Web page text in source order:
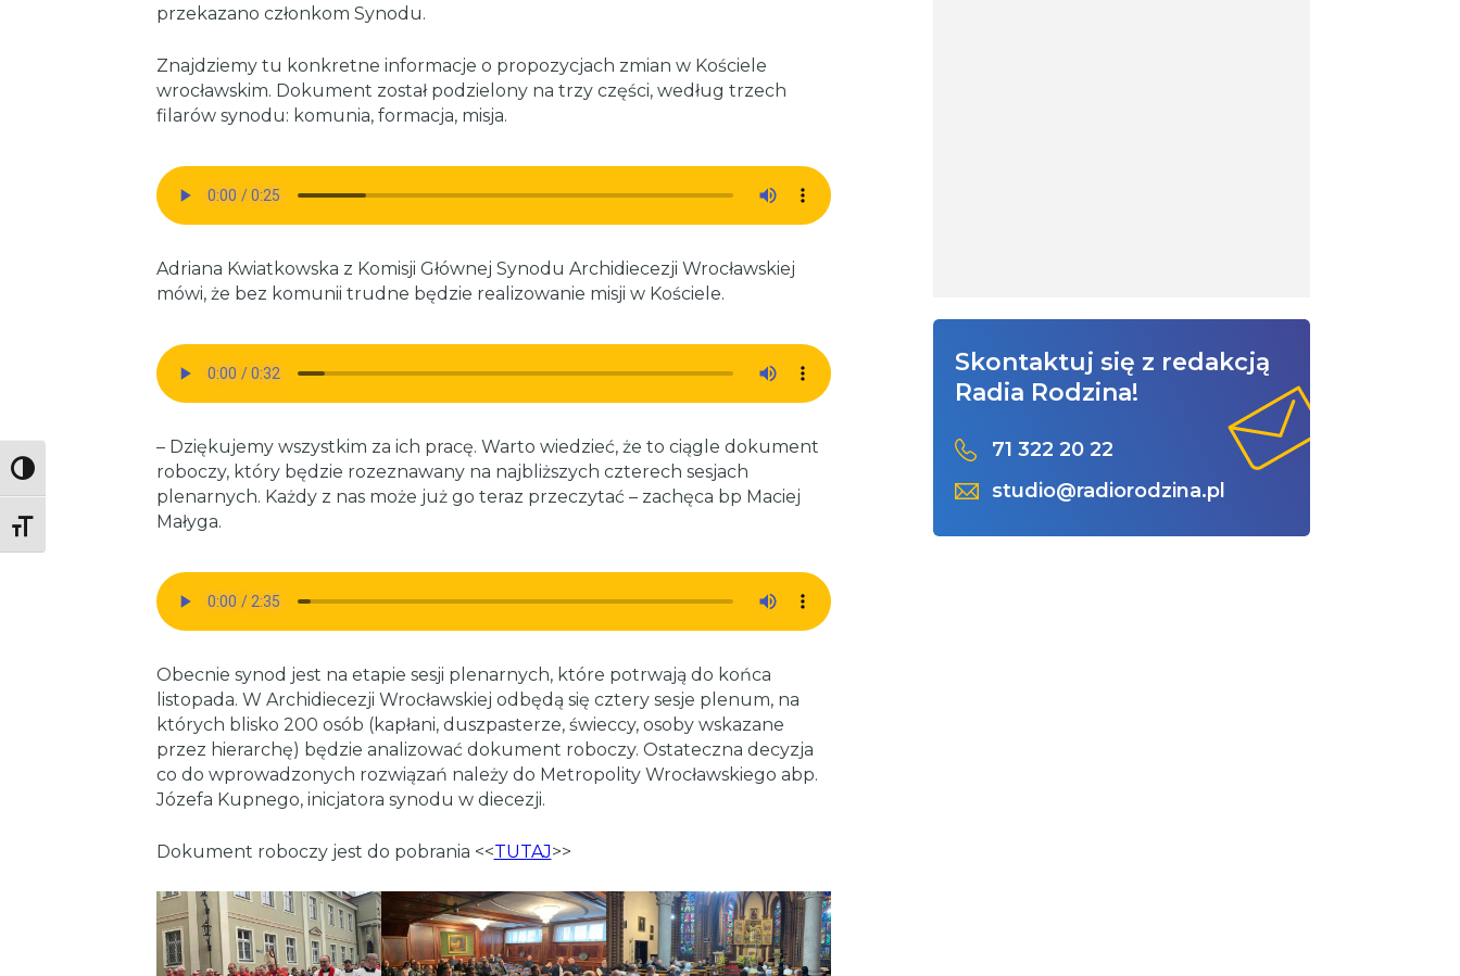
Toggle High Contrast
Toggle Font size
przekazano członkom Synodu.
Znajdziemy tu konkretne informacje o propozycjach zmian w Kościele
wrocławskim. Dokument został podzielony na trzy części, według trzech
filarów synodu: komunia, formacja, misja.
Adriana Kwiatkowska z Komisji Głównej Synodu Archidiecezji Wrocławskiej
mówi, że bez komunii trudne będzie realizowanie misji w Kościele.
– Dziękujemy wszystkim za ich pracę. Warto wiedzieć, że to ciągle dokument
roboczy, który będzie rozeznawany na najbliższych czterech sesjach
plenarnych. Każdy z nas może już go teraz przeczytać – zachęca bp Maciej
Małyga.
Obecnie synod jest na etapie sesji plenarnych, które potrwają do końca
listopada. W Archidiecezji Wrocławskiej odbędą się cztery sesje plenum, na
których blisko 200 osób (kapłani, duszpasterze, świeccy, osoby wskazane
przez hierarchę) będzie analizować dokument roboczy. Ostateczna decyzja
co do wprowadzonych rozwiązań należy do Metropolity Wrocławskiego abp.
Józefa Kupnego, inicjatora synodu w diecezji.
Dokument roboczy jest do pobrania <<TUTAJ>>
Skontaktuj się z redakcją
Radia Rodzina!
71 322 20 22
studio@radiorodzina.pl